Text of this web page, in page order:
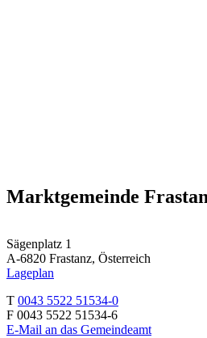
Marktgemeinde
Sägenplatz 1
A-6820 Frastanz, Österreich
Lageplan
T 0043 5522 51534-0
F 0043 5522 51534-6
E-Mail an das Gemeindeamt